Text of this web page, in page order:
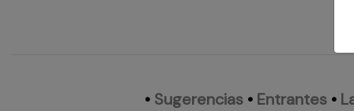
• Sugerencias• Entrantes•